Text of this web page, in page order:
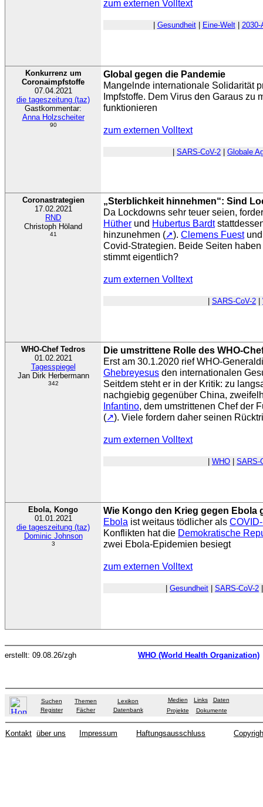
zum externen Volltext
Gesundheit| Eine-Welt| 2030-
Konkurrenz um
Coronaimpfstoffe
07.04.2021
die tageszeitung (taz)
Gastkommentar:
Anna Holzscheiter
90
Global gegen die Pandemie
Mangelnde internationale Solidarität
Impfstoffe. Dem Virus den Garaus zu
funktionieren
zum externen Volltext
SARS-CoV-2 Globale
Coronastrategien
17.02.2021
RND
Christoph Höland
41
„Sterblichkeit hinnehmen“: Sind
Da Lockdowns sehr teuer seien,
Hüther und Hubertus Bardt
hinzunehmen (➚). Clemens Fuestund
Covid-Strategien. Beide Seiten
stimmt eigentlich?
zum externen Volltext
SARS-CoV-2
WHO-Chef Tedros
01.02.2021
Tagesspiegel
Jan Dirk Herbermann
342
Die umstrittene Rolle des WHO-
Erst am 30.1.2020 rief WHO-
Ghebreyesus den internationalen
Seitdem steht er in der Kritik: zu
nachgiebig gegenüber China,
Infantino, dem umstrittenen Chef der
(↗). Viele fordern daher seinen
zum externen Volltext
WHO SARS-
Ebola, Kongo
01.01.2021
die tageszeitung (taz)
Dominic Johnson
3
Wie Kongo den Krieg gegen Ebola
Ebola ist weitaus tödlicher als
Konflikten hat die Demokratische
zwei Ebola-Epidemien besiegt
zum externen Volltext
Gesundheit SARS-CoV-2
erstellt: 09.08.26/zgh WHO (World Health Organization)
Suchen Themen
Lexikon
Register
Fächer Datenbank
Medien Links
Daten
Projekte
Dokumente
Kontakt über uns Impressum Haftungsausschluss